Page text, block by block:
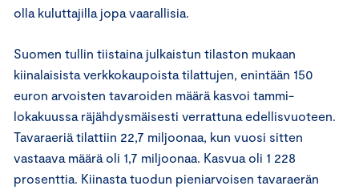
olla kuluttajilla jopa vaarallisia.
Suomen tullin tiistaina julkaistun tilaston mukaan
kiinalaisista verkkokaupoista tilattujen, enintään 150
euron arvoisten tavaroiden määrä kasvoi tammi-
lokakuussa räjähdysmäisesti verrattuna edellisvuoteen.
Tavaraeriä tilattiin 22,7 miljoonaa, kun vuosi sitten
vastaava määrä oli 1,7 miljoonaa. Kasvua oli 1 228
prosenttia. Kiinasta tuodun pieniarvoisen tavaraerän